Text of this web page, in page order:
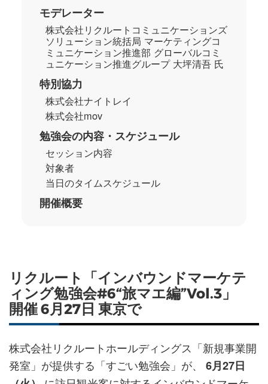
モデレーター
株式会社リクルートコミュニケーションズ
ソリューション統括局 マーケティングコ
ミュニケーション推進部 グローバルコミ
ュニケーション推進グループ 大坪清吾 氏
特別協力
株式会社ナイトレイ
株式会社mov
勉強会の内容・スケジュール
セッション内容
対象者
当日のタイムスケジュール
開催概要
リクルート「インバウンドマーケテ
ィング勉強会#6“旅マエ編”Vol.3」
開催 6月27日 東京で
株式会社リクルートホールディングス「新規事業開
発室」が提供する「すごい勉強会」が、 6月27日